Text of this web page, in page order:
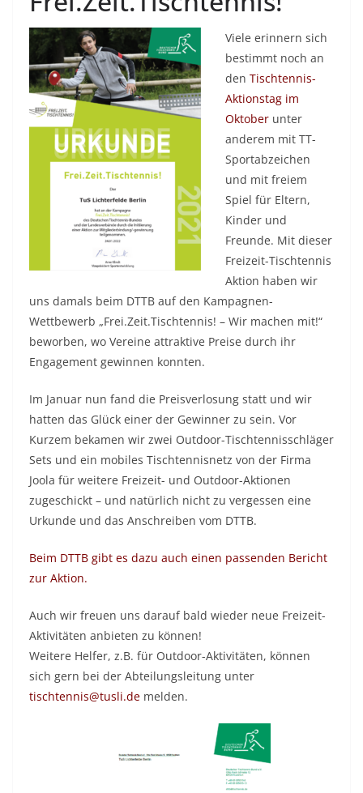
Viele erinnern sich
bestimmt noch an
den Tischtennis-
Aktionstag im
Oktober unter
anderem mit TT-
Sportabzeichen
und mit freiem
Spiel für Eltern,
Kinder und
Freunde. Mit dieser
Freizeit-Tischtennis
Aktion haben wir
uns damals beim DTTB auf den Kampagnen-
Wettbewerb „Frei.Zeit.Tischtennis! – Wir machen mit!“
beworben, wo Vereine attraktive Preise durch ihr
Engagement gewinnen konnten.
Im Januar nun fand die Preisverlosung statt und wir
hatten das Glück einer der Gewinner zu sein. Vor
Kurzem bekamen wir zwei Outdoor-Tischtennisschläger
Sets und ein mobiles Tischtennisnetz von der Firma
Joola für weitere Freizeit- und Outdoor-Aktionen
zugeschickt – und natürlich nicht zu vergessen eine
Urkunde und das Anschreiben vom DTTB.
Beim DTTB gibt es dazu auch einen passenden Bericht
zur Aktion.
Auch wir freuen uns darauf bald wieder neue Freizeit-
Aktivitäten anbieten zu können!
Weitere Helfer, z.B. für Outdoor-Aktivitäten, können
sich gern bei der Abteilungsleitung unter
tischtennis@tusli.de melden.